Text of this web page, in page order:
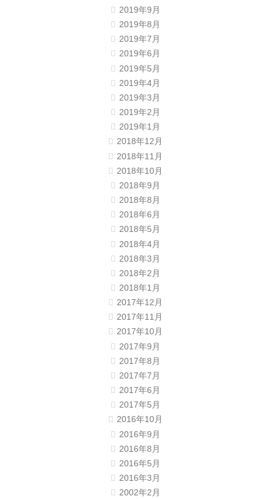
2019年9月
2019年8月
2019年7月
2019年6月
2019年5月
2019年4月
2019年3月
2019年2月
2019年1月
2018年12月
2018年11月
2018年10月
2018年9月
2018年8月
2018年6月
2018年5月
2018年4月
2018年3月
2018年2月
2018年1月
2017年12月
2017年11月
2017年10月
2017年9月
2017年8月
2017年7月
2017年6月
2017年5月
2016年10月
2016年9月
2016年8月
2016年5月
2016年3月
2002年2月